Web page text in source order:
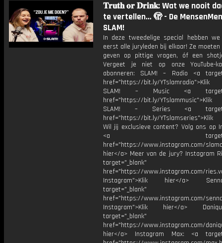
𝐓𝐫𝐮𝐭𝐡 𝐨𝐫 𝐃𝐫𝐢𝐧𝐤: Wat we nooit
te vertellen… 🫣 - De
SLAM!
In deze tweedelige special hebben
eerst alle juryleden bij elkaar! Ze
geven op pittige vragen, óf een
Vergeet je niet op onze YouTube-
abonneren: SLAM! – Radio <a
href="https://bit.ly/
SLAM! – Music <a
href="https://bit.ly/
SLAM! – Series <a
href="https://bit.ly/
Wil jij exclusieve content? Volg ons op
<a
href="https://www.instagram.com/
hier</a> Meer van de jury? Instagram
target="_blank"
href="https://www.instagram.com/
Instagram">Klik hier</a>
target="_blank"
href="https://www.instagram.com/
Instagram">Klik hier</a>
target="_blank"
href="https://www.instagram.com/
hier</a> Instagram Max: <a